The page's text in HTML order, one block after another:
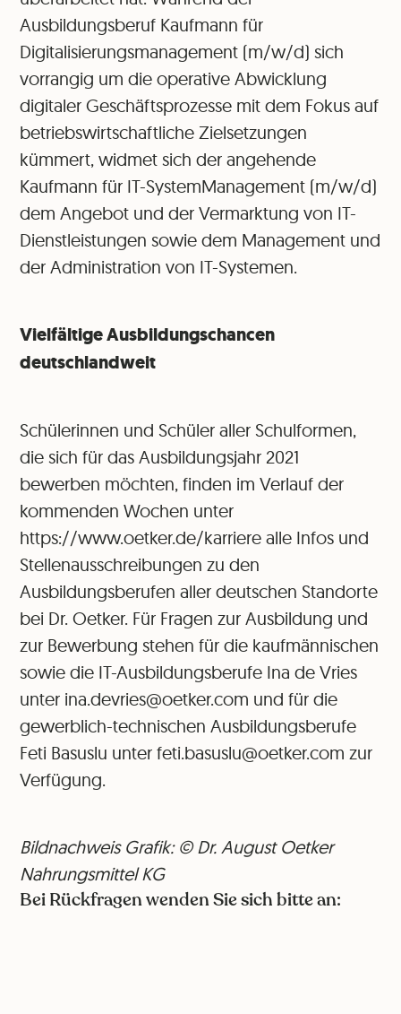
Ausbildungsberuf Kaufmann für
Digitalisierungsmanagement (m/w/d) sich
vorrangig um die operative Abwicklung
digitaler Geschäftsprozesse mit dem Fokus auf
betriebswirtschaftliche Zielsetzungen
kümmert, widmet sich der angehende
Kaufmann für IT-SystemManagement (m/w/d)
dem Angebot und der Vermarktung von IT-
Dienstleistungen sowie dem Management und
der Administration von IT-Systemen.
Vielfältige Ausbildungschancen
deutschlandweit
Schülerinnen und Schüler aller Schulformen,
die sich für das Ausbildungsjahr 2021
bewerben möchten, finden im Verlauf der
kommenden Wochen unter
https://www.oetker.de/karriere alle Infos und
Stellenausschreibungen zu den
Ausbildungsberufen aller deutschen Standorte
bei Dr. Oetker. Für Fragen zur Ausbildung und
zur Bewerbung stehen für die kaufmännischen
sowie die IT-Ausbildungsberufe Ina de Vries
unter ina.devries@oetker.com und für die
gewerblich-technischen Ausbildungsberufe
Feti Basuslu unter feti.basuslu@oetker.com zur
Verfügung.
Bildnachweis Grafik: © Dr. August Oetker
Nahrungsmittel KG
Bei Rückfragen wenden Sie sich bitte an: